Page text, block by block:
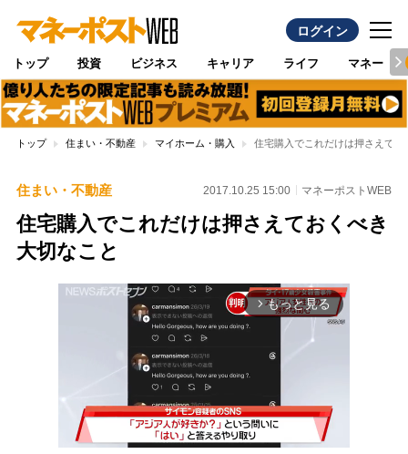
ログイン
トップ 投資 ビジネス キャリア ライフ マネー
トップ 住まい・不動産 マイホーム・購入 住宅購入でこれだけは押さえてお
住まい・不動産 2017.10.25 15:00 マネーポストWEB
住宅購入でこれだけは押さえておくべき
大切なこと
arrow_forward_ios もっと見る